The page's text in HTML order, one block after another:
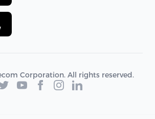
Corporation. All rights reserved.